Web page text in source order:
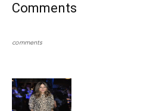
Comments
comments